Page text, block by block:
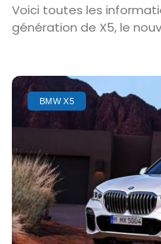
Voici toutes les
génération de X5, le
BMW X5